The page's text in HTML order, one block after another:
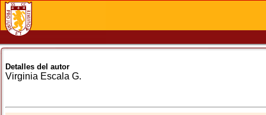
Detalles del autor
Virginia Escala G.